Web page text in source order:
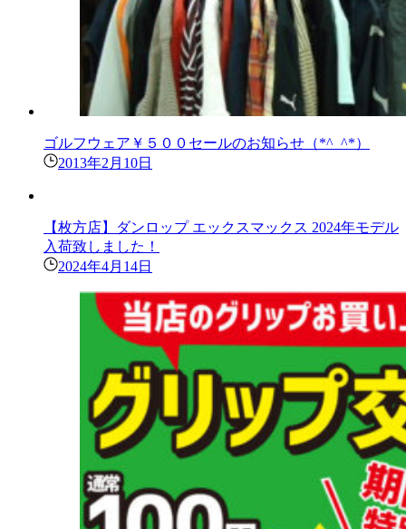
ゴルフウェア￥５００セールのお知らせ（*^_^*）
2013年2月10日
【枚方店】ダンロップ エックスマックス 2024年モデル
入荷致しました！
2024年4月14日